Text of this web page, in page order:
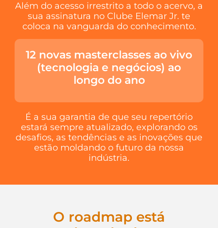
Além do acesso irrestrito a todo o acervo, a
sua assinatura no Clube Elemar Jr. te
coloca na vanguarda do conhecimento.
12 novas masterclasses ao vivo
(tecnologia e negócios) ao
longo do ano
É a sua garantia de que seu repertório
estará sempre atualizado, explorando os
desafios, as tendências e as inovações que
estão moldando o futuro da nossa
indústria.
O roadmap está